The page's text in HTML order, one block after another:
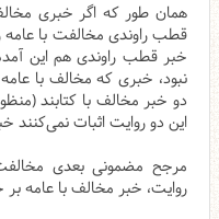
همان طور که اگر خبری
قطب راوندی مخالفت با عامه
خبر قطب راوندی هم این
نبود، خبری که مخالف با
دو خبر مخالف با کتابند
این دو روایت اثبات
مرجح مضمونی بعدی
روایت، خبر مخالف با عامه